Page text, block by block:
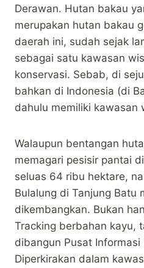
Derawan. Hutan bakau
merupakan hutan bakau
daerah ini, sudah sejak
sebagai satu kawasan
konservasi. Sebab, di
bahkan di Indonesia (di
dahulu memiliki kawasan
Walaupun bentangan
memagari pesisir pantai
seluas 64 ribu hektare,
Bulalung di Tanjung Batu
dikembangkan. Bukan
Tracking berbahan kayu,
dibangun Pusat Informasi
Diperkirakan dalam